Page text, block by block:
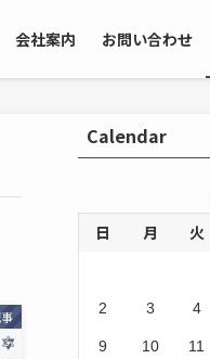
会社案内 お問い合わせ
Calendar
日 月 火
2 3 4
9 10 11